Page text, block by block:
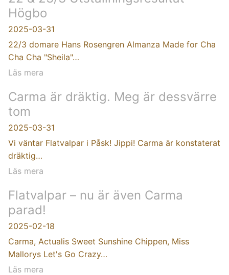
Högbo
2025-03-31
22/3 domare Hans Rosengren Almanza Made for Cha
Cha Cha "Sheila"…
Läs mera
Carma är dräktig. Meg är dessvärre
tom
2025-03-31
Vi väntar Flatvalpar i Påsk! Jippi! Carma är konstaterat
dräktig…
Läs mera
Flatvalpar – nu är även Carma
parad!
2025-02-18
Carma, Actualis Sweet Sunshine Chippen, Miss
Mallorys Let's Go Crazy…
Läs mera